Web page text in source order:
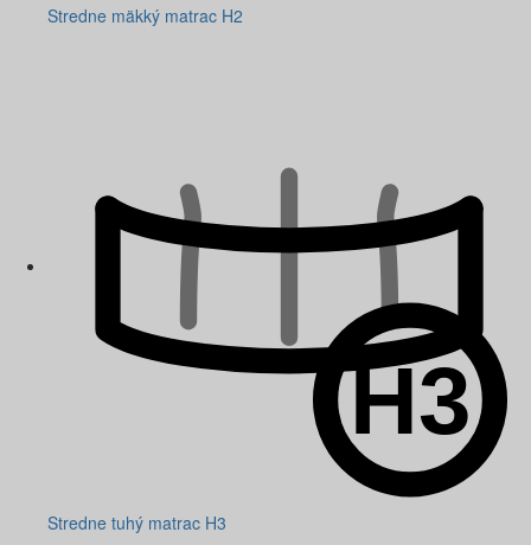
Stredne mäkký matrac H2
Stredne tuhý matrac H3